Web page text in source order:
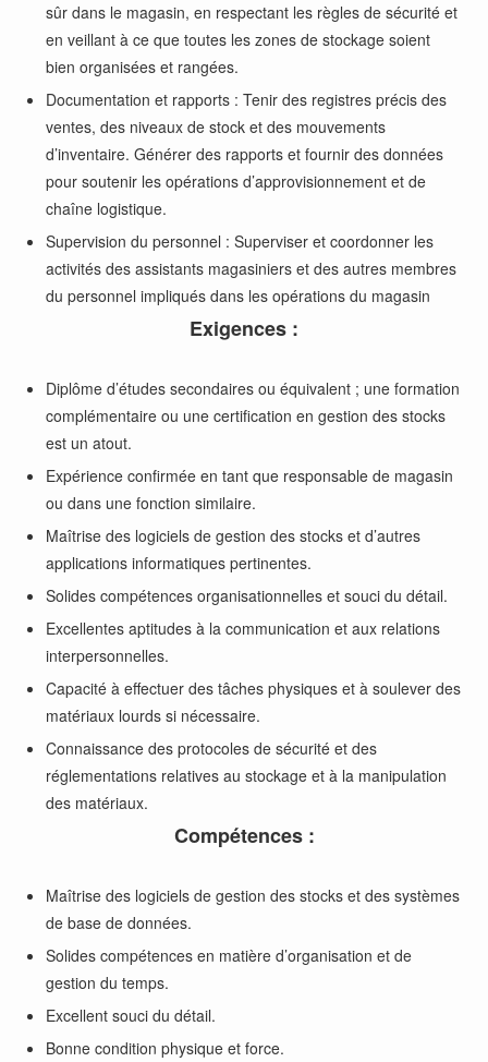
sûr dans le magasin, en respectant les règles de sécurité et
en veillant à ce que toutes les zones de stockage soient
bien organisées et rangées.
Documentation et rapports : Tenir des registres précis des
ventes, des niveaux de stock et des mouvements
d’inventaire. Générer des rapports et fournir des données
pour soutenir les opérations d’approvisionnement et de
chaîne logistique.
Supervision du personnel : Superviser et coordonner les
activités des assistants magasiniers et des autres membres
du personnel impliqués dans les opérations du magasin
Exigences :
Diplôme d’études secondaires ou équivalent ; une formation
complémentaire ou une certification en gestion des stocks
est un atout.
Expérience confirmée en tant que responsable de magasin
ou dans une fonction similaire.
Maîtrise des logiciels de gestion des stocks et d’autres
applications informatiques pertinentes.
Solides compétences organisationnelles et souci du détail.
Excellentes aptitudes à la communication et aux relations
interpersonnelles.
Capacité à effectuer des tâches physiques et à soulever des
matériaux lourds si nécessaire.
Connaissance des protocoles de sécurité et des
réglementations relatives au stockage et à la manipulation
des matériaux.
Compétences :
Maîtrise des logiciels de gestion des stocks et des systèmes
de base de données.
Solides compétences en matière d’organisation et de
gestion du temps.
Excellent souci du détail.
Bonne condition physique et force.